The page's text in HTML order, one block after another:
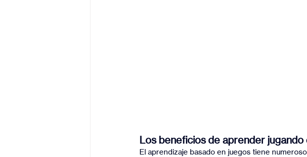
Los beneficios de aprender jugando
El aprendizaje basado en juegos tiene